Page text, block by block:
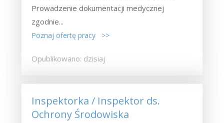
Prowadzenie dokumentacji medycznej
zgodnie...
Poznaj ofertę pracy >>
Opublikowano: dzisiaj
Inspektorka / Inspektor ds.
Ochrony Środowiska